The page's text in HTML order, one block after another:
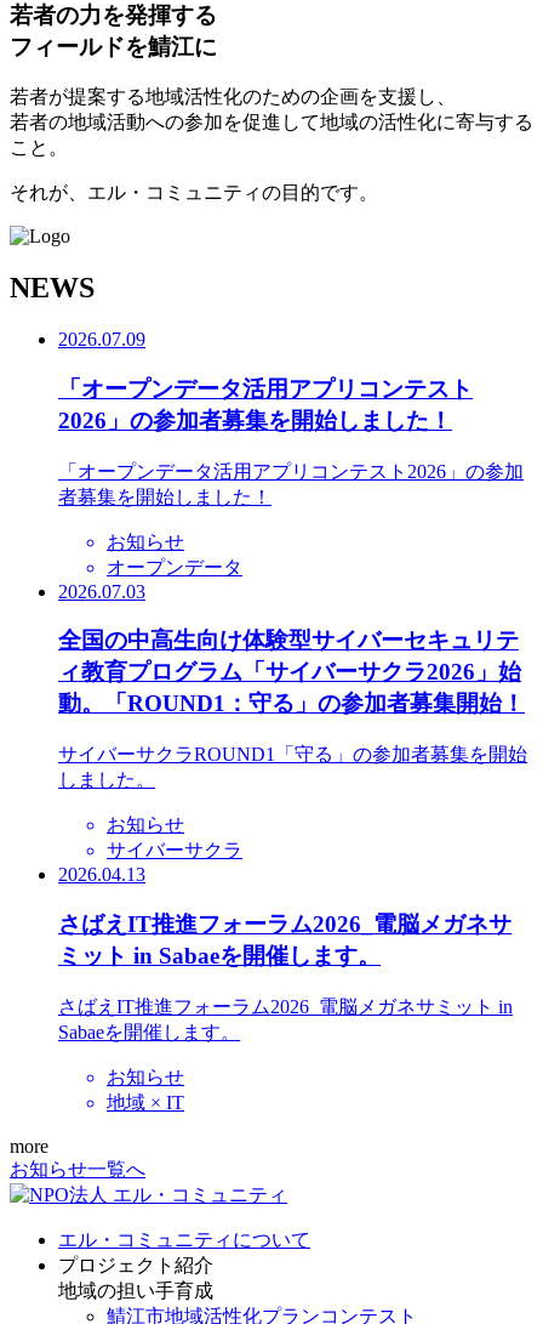
若者の力を発揮する
フィールドを鯖江に
若者が提案する地域活性化のための企画を支援し、
若者の地域活動への参加を促進して地域の活性化に寄与する
こと。
それが、エル・コミュニティの目的です。
NEWS
2026.07.09
「オープンデータ活用アプリコンテスト
2026」の参加者募集を開始しました！
「オープンデータ活用アプリコンテスト2026」の参加
者募集を開始しました！
お知らせ
オープンデータ
2026.07.03
全国の中高生向け体験型サイバーセキュリテ
ィ教育プログラム「サイバーサクラ2026」始
動。「ROUND1：守る」の参加者募集開始！
サイバーサクラROUND1「守る」の参加者募集を開始
しました。
お知らせ
サイバーサクラ
2026.04.13
さばえIT推進フォーラム2026_電脳メガネサ
ミット in Sabaeを開催します。
さばえIT推進フォーラム2026_電脳メガネサミット in
Sabaeを開催します。
お知らせ
地域 × IT
more
お知らせ一覧へ
エル・コミュニティについて
プロジェクト紹介
地域の担い手育成
鯖江市地域活性化プランコンテスト